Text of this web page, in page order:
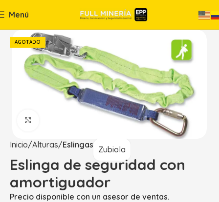
Menú
AGOTADO
Haga Click para agrandar
Inicio Alturas Eslingas Zubiola
Eslinga de seguridad con
amortiguador
Precio disponible con un asesor de ventas.